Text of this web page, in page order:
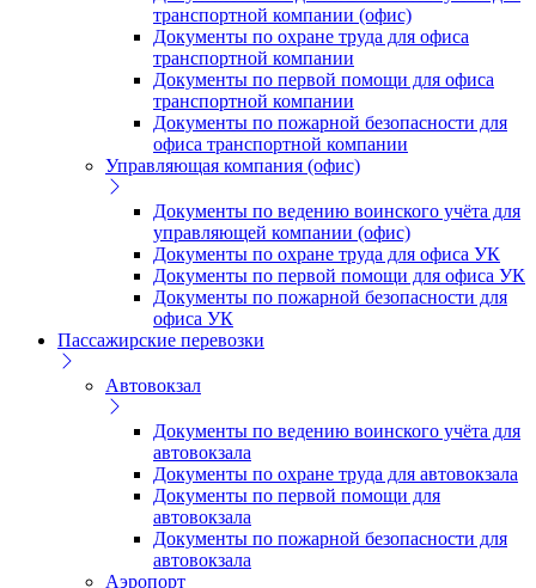
транспортной компании (офис)
Документы по охране труда для офиса
транспортной компании
Документы по первой помощи для офиса
транспортной компании
Документы по пожарной безопасности для
офиса транспортной компании
Управляющая компания (офис)
Документы по ведению воинского учёта для
управляющей компании (офис)
Документы по охране труда для офиса УК
Документы по первой помощи для офиса УК
Документы по пожарной безопасности для
офиса УК
Пассажирские перевозки
Автовокзал
Документы по ведению воинского учёта для
автовокзала
Документы по охране труда для автовокзала
Документы по первой помощи для
автовокзала
Документы по пожарной безопасности для
автовокзала
Аэропорт